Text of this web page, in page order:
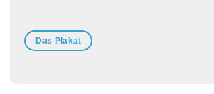
Das Plakat